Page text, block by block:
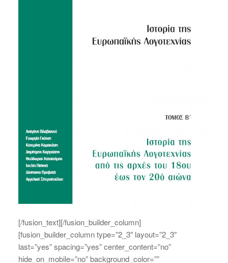
[/fusion_text][/fusion_builder_column]
[fusion_builder_column type=”2_3″ layout=”2_3″
last=”yes” spacing=”yes” center_content=”no”
hide_on_mobile=”no” background_color=””